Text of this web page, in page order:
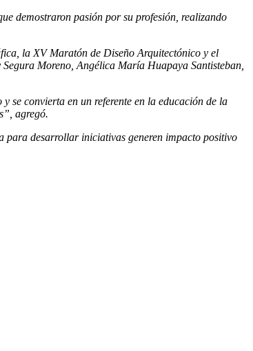
demostraron pasión por su profesión, realizando
la XV Maratón de Diseño Arquitectónico y el
Moreno, Angélica María Huapaya Santisteban,
se convierta en un referente en la educación de la
agregó.
para desarrollar iniciativas generen impacto positivo